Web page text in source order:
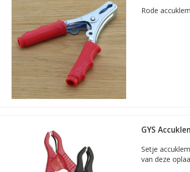
Geschikt voor autoaccu’s
Accuklem krokodillenklem geïsoleerd
Extra geïsoleerde krokodillenklem
Veilig zoals bij meet- en testwerk
Accuklem krokodillenklem geïsoleerd 100A
Geïsoleerde zware krokodillenklem
Voor zwaardere stromen
Accuklem zwaar koper 200A
Accuklem zwaar koper 400A
Zware koperen accuklem, 400 ampère
Voor startkabels of acculaders
Rode
GYS
Setje
van deze